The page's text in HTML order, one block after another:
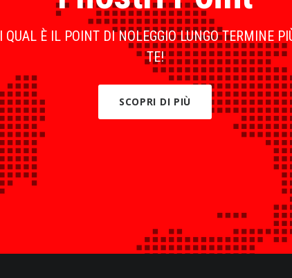
QUAL È IL POINT DI NOLEGGIO LUNGO TERMINE
TE!
SCOPRI DI PIÙ